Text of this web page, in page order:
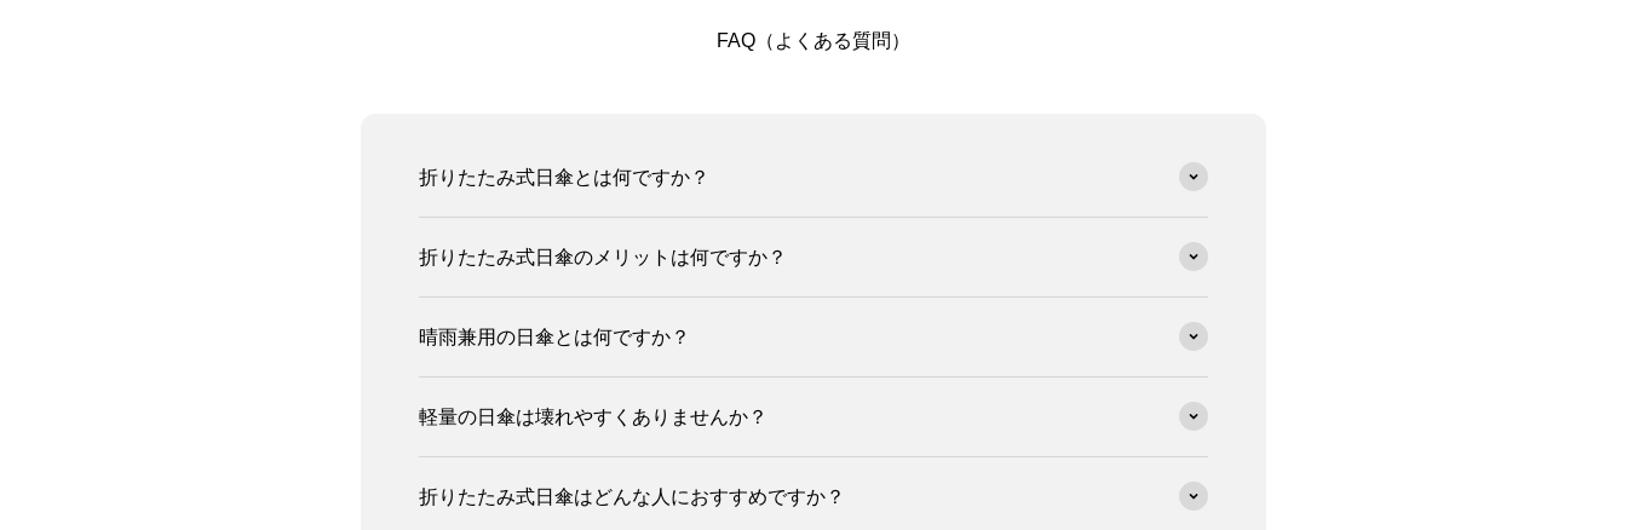
FAQ（よくある質問）
折りたたみ式日傘とは何ですか？
折りたたみ式日傘のメリットは何ですか？
晴雨兼用の日傘とは何ですか？
軽量の日傘は壊れやすくありませんか？
折りたたみ式日傘はどんな人におすすめですか？